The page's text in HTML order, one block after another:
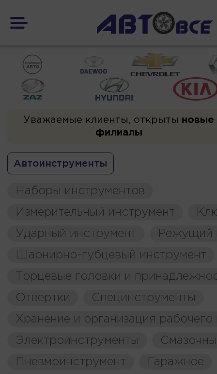
Уважаемые клиенты, открыты новые
филиалы
Автоинструменты
Наборы инструментов
Измерительный инструмент
Ударный инструмент
Режущий
Шарнирно-губцевый инструмент
Торцевые головки и
Отвертки
Специнструменты
Хранение и организация рабочего
Электроинструменты
Пневмоинструмент
Гаражное